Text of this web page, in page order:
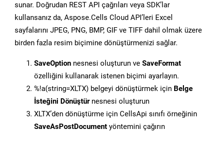
sunar. Doğrudan REST API çağrıları veya SDK’lar
kullansanız da, Aspose.Cells Cloud API’leri Excel
sayfalarını JPEG, PNG, BMP, GIF ve TIFF dahil olmak üzere
birden fazla resim biçimine dönüştürmenizi sağlar.
SaveOption nesnesi oluşturun ve SaveFormat
özelliğini kullanarak istenen biçimi ayarlayın.
%!a(string=XLTX) belgeyi dönüştürmek için Belge
İsteğini Dönüştürnesnesi oluşturun
XLTX’den dönüştürme için CellsApi sınıfı örneğinin
SaveAsPostDocument yöntemini çağırın